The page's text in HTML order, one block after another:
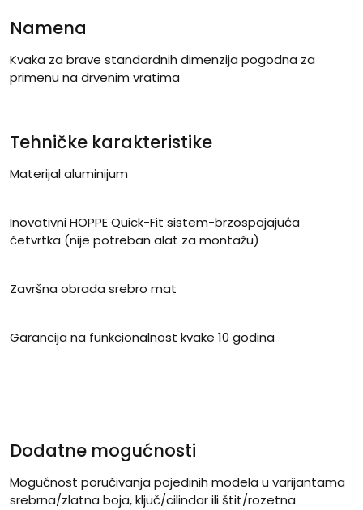
Namena
Kvaka za brave standardnih dimenzija pogodna za
primenu na drvenim vratima
Tehničke karakteristike
Materijal aluminijum
Inovativni HOPPE Quick-Fit sistem-brzospajajuća
četvrtka (nije potreban alat za montažu)
Završna obrada srebro mat
Garancija na funkcionalnost kvake 10 godina
Dodatne mogućnosti
Mogućnost poručivanja pojedinih modela u varijantama
srebrna/zlatna boja, ključ/cilindar ili štit/rozetna